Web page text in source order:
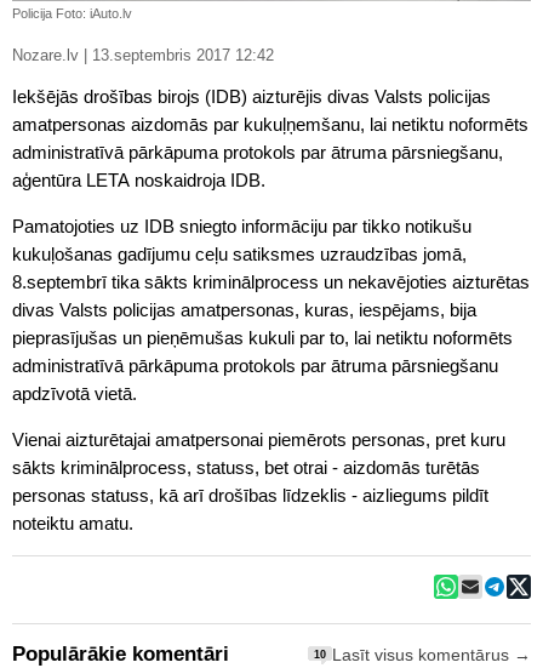
Policija Foto: iAuto.lv
Nozare.lv | 13.septembris 2017 12:42
Iekšējās drošības birojs (IDB) aizturējis divas Valsts policijas
amatpersonas aizdomās par kukuļņemšanu, lai netiktu noformēts
administratīvā pārkāpuma protokols par ātruma pārsniegšanu,
aģentūra LETA noskaidroja IDB.
Pamatojoties uz IDB sniegto informāciju par tikko notikušu
kukuļošanas gadījumu ceļu satiksmes uzraudzības jomā,
8.septembrī tika sākts kriminālprocess un nekavējoties aizturētas
divas Valsts policijas amatpersonas, kuras, iespējams, bija
pieprasījušas un pieņēmušas kukuli par to, lai netiktu noformēts
administratīvā pārkāpuma protokols par ātruma pārsniegšanu
apdzīvotā vietā.
Vienai aizturētajai amatpersonai piemērots personas, pret kuru
sākts kriminālprocess, statuss, bet otrai - aizdomās turētās
personas statuss, kā arī drošības līdzeklis - aizliegums pildīt
noteiktu amatu.
Populārākie komentāri 10 Lasīt visus komentārus →